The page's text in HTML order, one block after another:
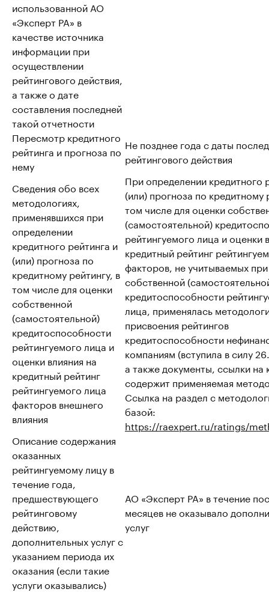
использованной АО
«Эксперт РА» в
качестве источника
информации при
осуществлении
рейтингового действия,
а также о дате
составления последней
такой отчетности
Пересмотр кредитного
рейтинга и прогноза по
нему
Не позднее года с даты
рейтингового действия
Сведения обо всех
методологиях,
применявшихся при
определении
кредитного рейтинга и
(или) прогноза по
кредитному рейтингу, в
том числе для оценки
собственной
(самостоятельной)
кредитоспособности
рейтингуемого лица и
оценки влияния на
кредитный рейтинг
рейтингуемого лица
факторов внешнего
влияния
При определении кредитного
(или) прогноза по кредитному
том числе для оценки
(самостоятельной)
рейтингуемого лица и оценки
кредитный рейтинг
факторов, не учитываемых
собственной
кредитоспособности
лица, применялась
присвоения рейтингов
кредитоспособности
компаниям (вступила в силу
а также документы, ссылки на
содержит применяемая
Ссылка на раздел с
базой:
https://raexpert.ru/ratings/
Описание содержания
оказанных
рейтингуемому лицу в
течение года,
предшествующего
рейтинговому
действию,
дополнительных услуг с
указанием периода их
оказания (если такие
услуги оказывались)
АО «Эксперт РА» в течение
месяцев не оказывало
услуг